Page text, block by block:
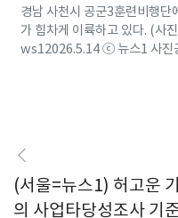
경남 사천시 공군3훈련비행단
가 힘차게 이륙하고 있다. (사
ws12026.5.14 ⓒ 뉴스1 사진
(서울=뉴스1) 허고운
의 사업타당성조사 기